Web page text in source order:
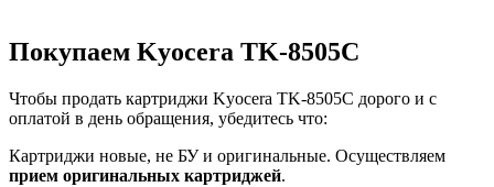
Покупаем Kyocera TK-8505C
Чтобы продать картриджи Kyocera TK-8505C дорого и с
оплатой в день обращения, убедитесь что:
Картриджи новые, не БУ и оригинальные. Осуществляем
прием оригинальных картриджей.